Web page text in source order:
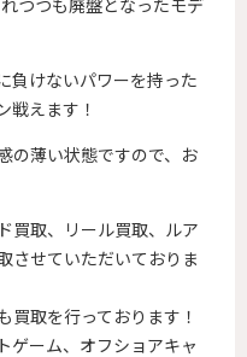
負けないパワーを持った
戦えます！
の薄い状態ですので、お
買取、リール買取、ルア
させていただいておりま
買取を行っております！
ゲーム、オフショアキャ